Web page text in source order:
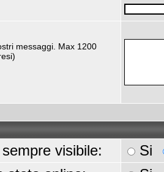
messaggi. Max 1200
visibile:
Si